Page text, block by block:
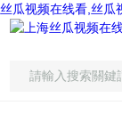
丝瓜视频在线看,丝瓜